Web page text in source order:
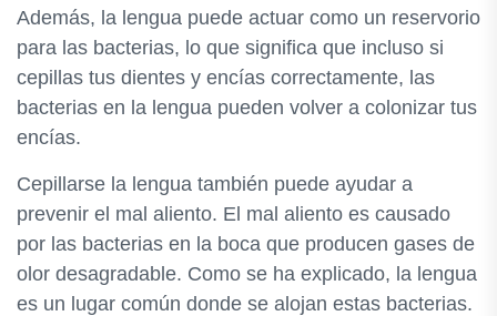
Además, la lengua puede actuar como un reservorio
para las bacterias, lo que significa que incluso si
cepillas tus dientes y encías correctamente, las
bacterias en la lengua pueden volver a colonizar tus
encías.
Cepillarse la lengua también puede ayudar a
prevenir el mal aliento. El mal aliento es causado
por las bacterias en la boca que producen gases de
olor desagradable. Como se ha explicado, la lengua
es un lugar común donde se alojan estas bacterias.